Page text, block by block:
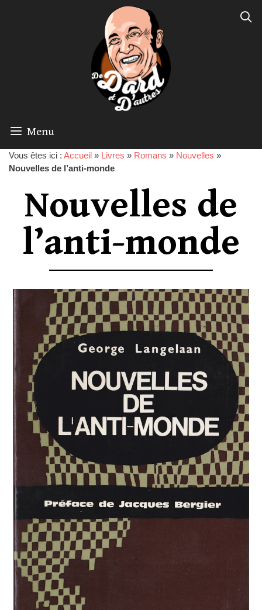
Menu
Vous êtes ici : Accueil » Livres » Romans » Nouvelles »
Nouvelles de l’anti-monde
Nouvelles de
l’anti-monde